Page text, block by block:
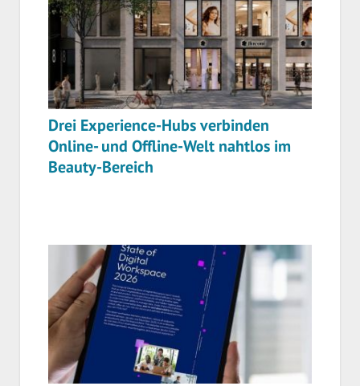
Drei Experience-Hubs verbinden
Online- und Offline-Welt nahtlos im
Beauty-Bereich